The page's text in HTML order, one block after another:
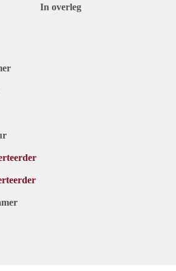
op ‘Reageer op dit object’.
binnengekomen reacties bepaalt
aanvragen kunnen wij niet op
We kunnen helaas niet iedereen
of uitnodigen.
In overleg